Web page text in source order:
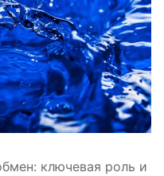
ключевая роль и